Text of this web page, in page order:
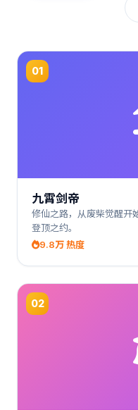
01
九霄剑帝
修仙之路，从废柴觉醒开
登顶之约。
9.8万 热度
02